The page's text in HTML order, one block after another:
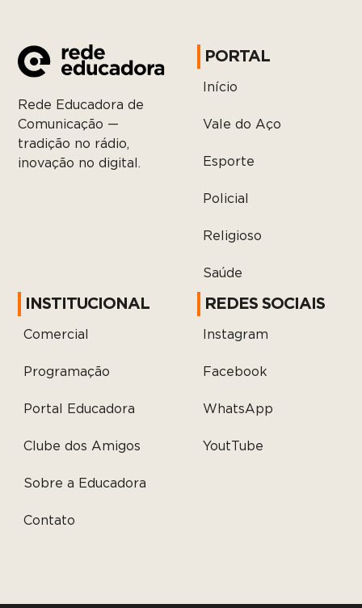
Rede Educadora de
Comunicação —
tradição no rádio,
inovação no digital.
PORTAL
Início
Vale do Aço
Esporte
Policial
Religioso
Saúde
INSTITUCIONAL
Comercial
Programação
Portal Educadora
Clube dos Amigos
Sobre a Educadora
Contato
REDES SOCIAIS
Instagram
Facebook
WhatsApp
YoutTube